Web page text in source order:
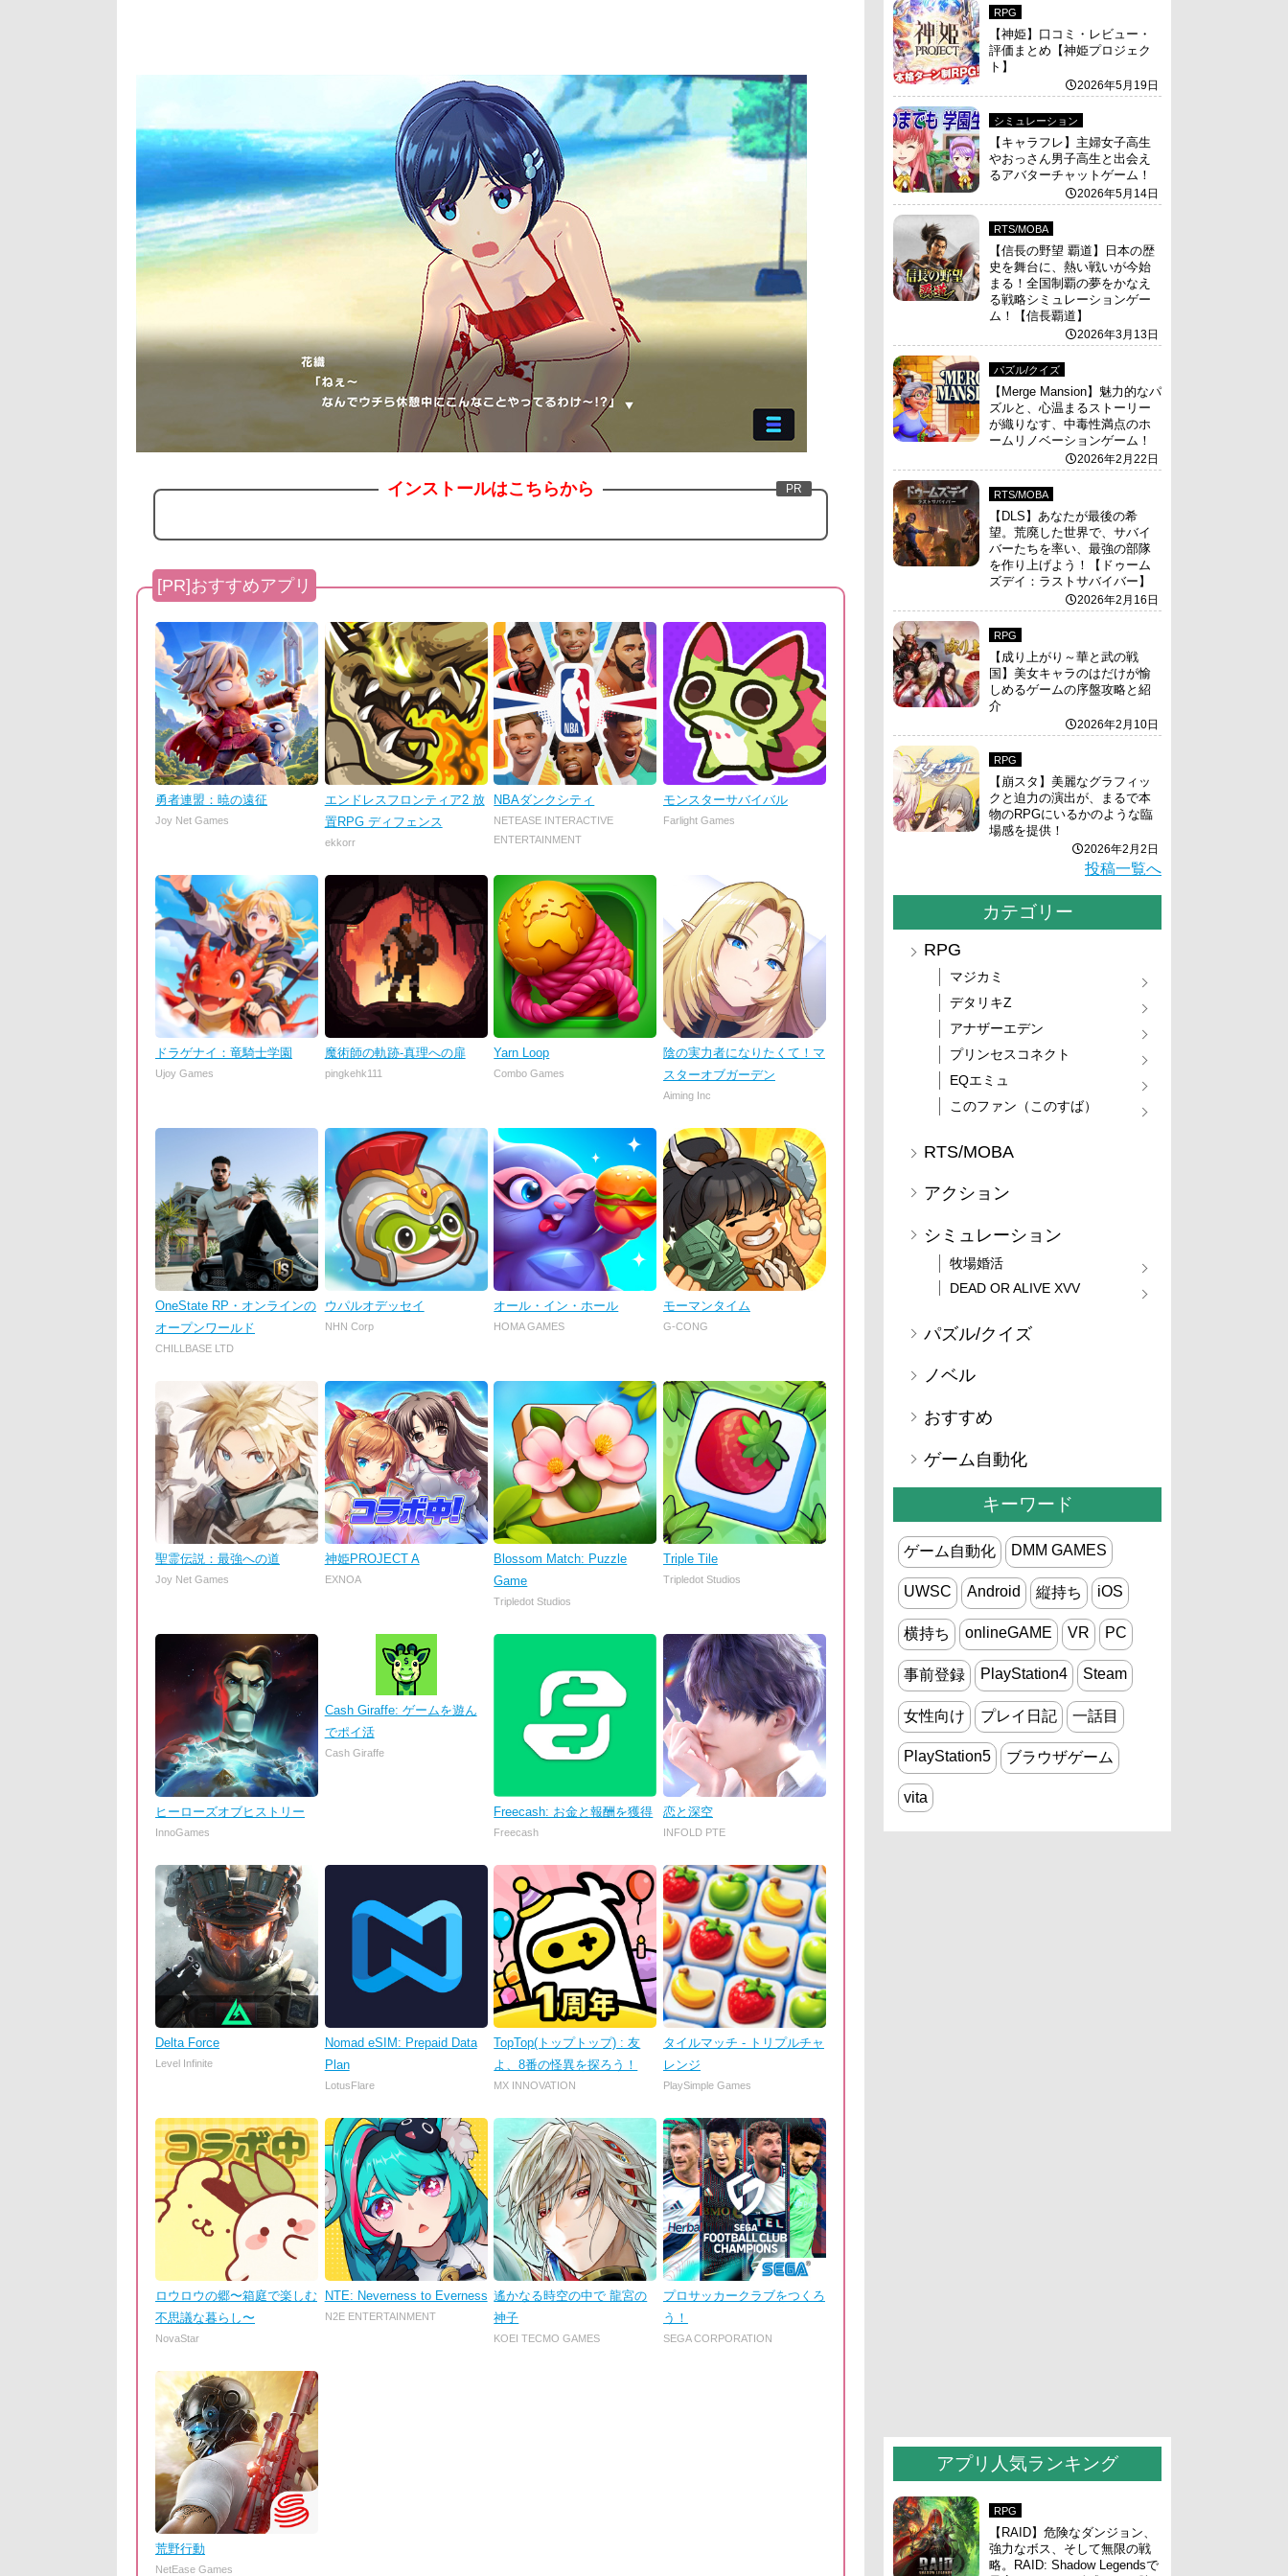
インストールはこちらから
勇者連盟：暁の遠征
Joy Net Games
エンドレスフロンティア2 放
置RPG ディフェンス
ekkorr
NBAダンクシティ
NETEASE INTERACTIVE
ENTERTAINMENT
モンスターサバイバル
Farlight Games
ドラゲナイ：竜騎士学園
Ujoy Games
魔術師の軌跡-真理への扉
pingkehk111
Yarn Loop
Combo Games
陰の実力者になりたくて！マ
スターオブガーデン
Aiming Inc
OneState RP・オンラインの
オープンワールド
CHILLBASE LTD
ウパルオデッセイ
NHN Corp
オール・イン・ホール
HOMA GAMES
モーマンタイム
G-CONG
聖霊伝説：最強への道
Joy Net Games
神姫PROJECT A
EXNOA
Blossom Match: Puzzle
Game
Tripledot Studios
Triple Tile
Tripledot Studios
ヒーローズオブヒストリー
InnoGames
Cash Giraffe: ゲームを遊ん
でポイ活
Cash Giraffe
Freecash: お金と報酬を獲得
Freecash
恋と深空
INFOLD PTE
Delta Force
Level Infinite
Nomad eSIM: Prepaid Data
Plan
LotusFlare
TopTop(トップトップ) : 友
よ、8番の怪異を探ろう！
MX INNOVATION
タイルマッチ - トリプルチャ
レンジ
PlaySimple Games
ロウロウの郷〜箱庭で楽しむ
不思議な暮らし〜
NovaStar
NTE: Neverness to Everness
N2E ENTERTAINMENT
遙かなる時空の中で 龍宮の
神子
KOEI TECMO GAMES
プロサッカークラブをつくろ
う！
SEGA CORPORATION
荒野行動
NetEase Games
RPG
【神姫】口コミ・レビュー・
評価まとめ【神姫プロジェク
ト】
2026年5月19日
シミュレーション
【キャラフレ】主婦女子高生
やおっさん男子高生と出会え
るアバターチャットゲーム！
2026年5月14日
RTS/MOBA
【信長の野望 覇道】日本の歴
史を舞台に、熱い戦いが今始
まる！全国制覇の夢をかなえ
る戦略シミュレーションゲー
ム！【信長覇道】
2026年3月13日
パズル/クイズ
【Merge Mansion】魅力的なパ
ズルと、心温まるストーリー
が織りなす、中毒性満点のホ
ームリノベーションゲーム！
2026年2月22日
RTS/MOBA
【DLS】あなたが最後の希
望。荒廃した世界で、サバイ
バーたちを率い、最強の部隊
を作り上げよう！【ドゥーム
ズデイ：ラストサバイバー】
2026年2月16日
RPG
【成り上がり～華と武の戦
国】美女キャラのはだけが愉
しめるゲームの序盤攻略と紹
介
2026年2月10日
RPG
【崩スタ】美麗なグラフィッ
クと迫力の演出が、まるで本
物のRPGにいるかのような臨
場感を提供！
2026年2月2日
投稿一覧へ
カテゴリー
RPG
マジカミ
デタリキZ
アナザーエデン
プリンセスコネクト
EQエミュ
このファン（このすば）
RTS/MOBA
アクション
シミュレーション
牧場婚活
DEAD OR ALIVE XVV
パズル/クイズ
ノベル
おすすめ
ゲーム自動化
キーワード
ゲーム自動化 DMM GAMES
UWSC Android 縦持ち iOS
横持ち onlineGAME VR PC
事前登録 PlayStation4 Steam
女性向け プレイ日記 一話目
PlayStation5 ブラウザゲーム
vita
アプリ人気ランキング
RPG
【RAID】危険なダンジョン、
強力なボス、そして無限の戦
略。RAID: Shadow Legendsで